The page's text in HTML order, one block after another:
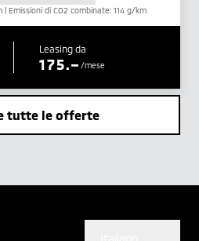
Emissioni di CO2 combinate: 114 g/km
Leasing da
175.–/mese
tutte le offerte